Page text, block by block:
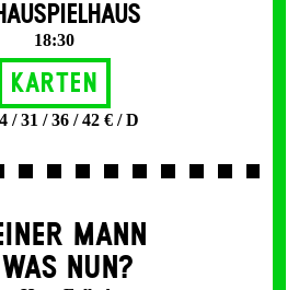
18:30
Karten
/ 31 / 36 / 42 € / D
MANN
NUN?